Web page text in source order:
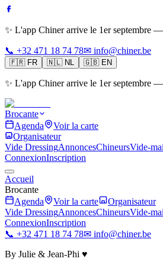
✨ L'app Chiner arrive le 1er septembre
📞 +32 471 18 74 78✉ info@chiner.be
🇫🇷 FR 🇳🇱 NL 🇬🇧 EN
✨ L'app Chiner arrive le 1er septembre
Brocante
Agenda
Voir la carte
Organisateur
Vide DressingAnnoncesChineursVide-
ConnexionInscription
Accueil
Brocante
Agenda
Voir la carte
Organisateur
Vide DressingAnnoncesChineursVide-
ConnexionInscription
📞 +32 471 18 74 78✉ info@chiner.be
By Julie & Jean-Phi ♥